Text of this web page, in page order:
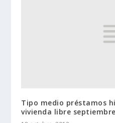
Tipo medio préstamos
vivienda libre